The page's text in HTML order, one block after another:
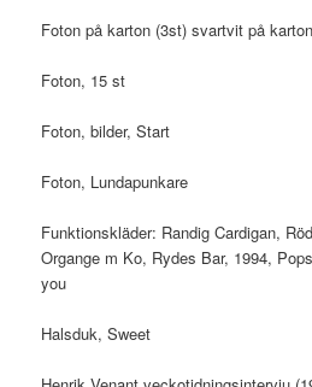
Foton på karton (3st) svartvit på
Foton, 15 st
Foton, bilder, Start
Foton, Lundapunkare
Funktionskläder: Randig Cardigan,
Organge m Ko, Rydes Bar, 1994,
you
Halsduk, Sweet